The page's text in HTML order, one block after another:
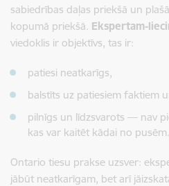
sabiedrības daļas priekšā un
kopumā priekšā. Ekspertam-
viedoklis ir objektīvs, tas ir:
patiesi neatkarīgs,
balstīts uz patiesiem faktiem
pilnīgs un līdzsvarots — nav
kas var kaitēt kādai no pusēm.
Ontario tiesu prakse uzsver:
jābūt neatkarīgam, bet arī